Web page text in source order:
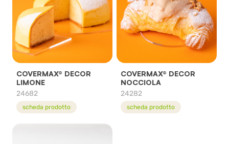
COVERMAX® DECOR
LIMONE
24682
scheda prodotto
COVERMAX® DECOR
NOCCIOLA
24282
scheda prodotto